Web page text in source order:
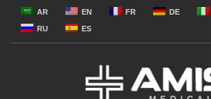
AR EN FR DE
RU
ES